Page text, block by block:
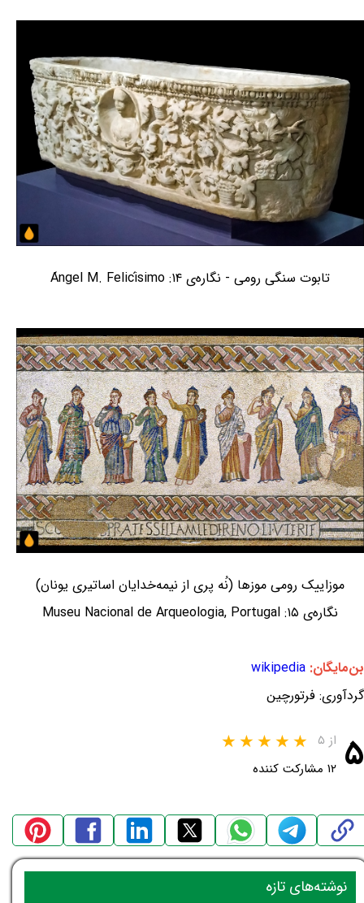
تابوت سنگی رومی - نگاره‌ی ۱۴: Ángel M. Felicísimo
موزاییک رومی موزها (نُه پری از نیمه‌خدایان اساتیری یونان)
نگاره‌ی ۱۵: Museu Nacional de Arqueologia, Portugal
بن‌مایگان: wikipedia
گردآوری: فرتورچین
۵ از ۵
۱۲ مشارکت کننده
نوشته‌های تازه